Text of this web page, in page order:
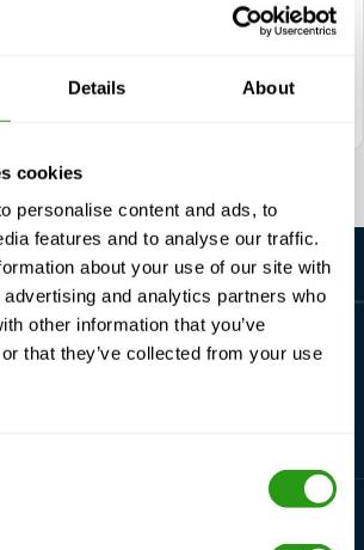
Details About
cookies
personalise content and ads, to
features and to analyse our traffic.
about your use of our site with
and analytics partners who
other information that you’ve
that they’ve collected from your use
TI